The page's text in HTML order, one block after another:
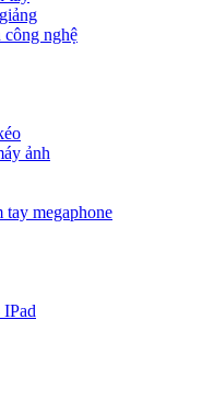
công nghệ
ảnh
tay megaphone